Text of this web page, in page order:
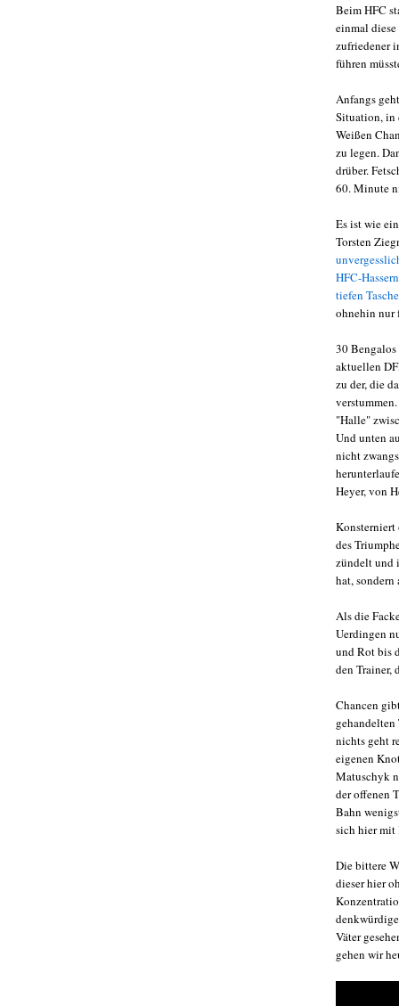
Beim HFC
einmal
zufriedener
führen
Anfangs
Situation, in
Weißen
zu legen.
drüber.
60. Minute
Es ist wie
Torsten
HFC-
tiefen
ohnehin nur
30
aktuellen
zu der, die
"Halle"
Und unten
nicht
Heyer, von
Konsterniert
des
zündelt und
hat, sondern
Als die
Uerdingen
und Rot bis
den Trainer,
Chancen
nichts geht
eigenen
Matuschyk
der offenen
Bahn
sich hier mit
Die bittere
dieser hier
Väter
gehen wir